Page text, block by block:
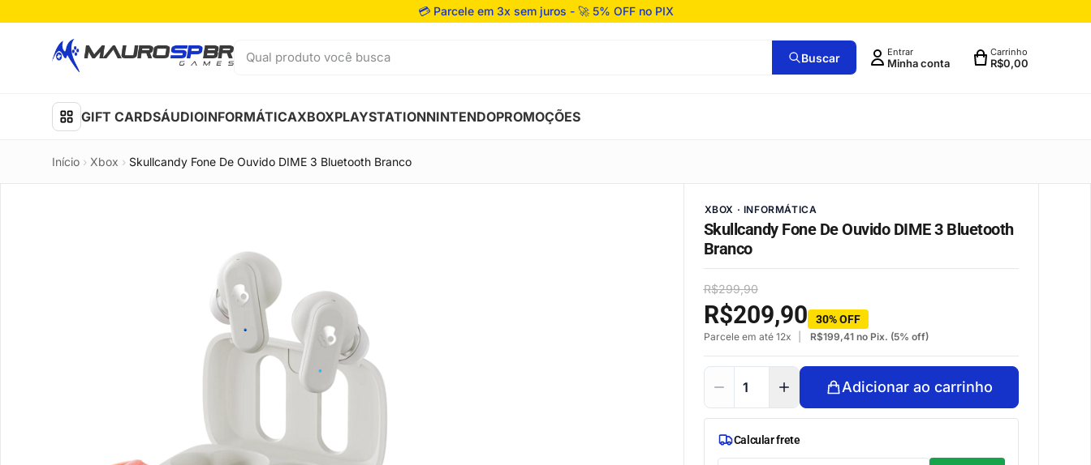
💳 Parcele em 3x sem juros - 🚀 5% OFF no PIX
Qual produto você busca Buscar Entrar
Minha conta
Carrinho
R$0,00
GIFT CARDSÁUDIOINFORMÁTICAXBOXPLAYSTATIONNINTENDOPROMOÇÕES
Início › Xbox › Skullcandy Fone De Ouvido DIME 3 Bluetooth Branco
XBOX · INFORMÁTICA
Skullcandy Fone De Ouvido DIME 3 Bluetooth
Branco
R$299,90
R$209,90 30% OFF
Parcele em até 12x R$199,41no Pix. (5% off)
Adicionar ao carrinho
Calcular frete